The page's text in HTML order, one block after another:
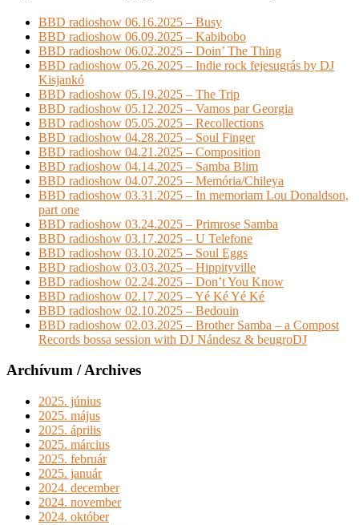
BBD radioshow 06.16.2025 – Busy
BBD radioshow 06.09.2025 – Kabibobo
BBD radioshow 06.02.2025 – Doin’ The Thing
BBD radioshow 05.26.2025 – Indie rock fejesugrás by DJ
Kisjankó
BBD radioshow 05.19.2025 – The Trip
BBD radioshow 05.12.2025 – Vamos par Georgia
BBD radioshow 05.05.2025 – Recollections
BBD radioshow 04.28.2025 – Soul Finger
BBD radioshow 04.21.2025 – Composition
BBD radioshow 04.14.2025 – Samba Blim
BBD radioshow 04.07.2025 – Memória/Chileya
BBD radioshow 03.31.2025 – In memoriam Lou Donaldson,
part one
BBD radioshow 03.24.2025 – Primrose Samba
BBD radioshow 03.17.2025 – U Telefone
BBD radioshow 03.10.2025 – Soul Eggs
BBD radioshow 03.03.2025 – Hippityville
BBD radioshow 02.24.2025 – Don’t You Know
BBD radioshow 02.17.2025 – Yé Ké Yé Ké
BBD radioshow 02.10.2025 – Bedouin
BBD radioshow 02.03.2025 – Brother Samba – a Compost
Records bossa session with DJ Nándesz & beugroDJ
Archívum / Archives
2025. június
2025. május
2025. április
2025. március
2025. február
2025. január
2024. december
2024. november
2024. október